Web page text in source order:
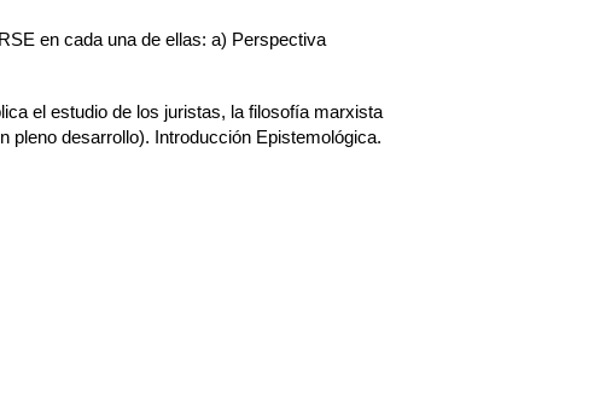
en cada una de ellas: a) Perspectiva
el estudio de los juristas, la filosofía marxista
pleno desarrollo). Introducción Epistemológica.